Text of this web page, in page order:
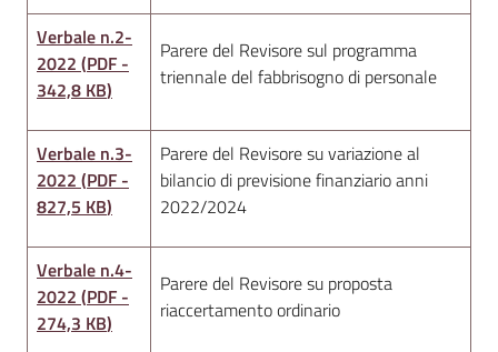
o
t
Verbale n.2-
2022 (PDF -
342,8 KB)
Parere del Revisore sul programma
triennale del fabbrisogno di personale
Verbale n.3-
2022 (PDF -
827,5 KB)
Parere del Revisore su variazione al
bilancio di previsione finanziario anni
2022/2024
Verbale n.4-
2022 (PDF -
274,3 KB)
Parere del Revisore su proposta
riaccertamento ordinario